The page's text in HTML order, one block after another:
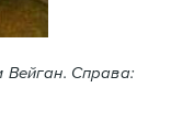
Вейган. Справа: